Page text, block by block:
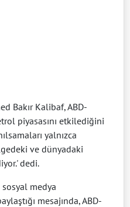
Bakır Kalibaf, ABD-
piyasasını etkilediğini
yalnızca
ve dünyadaki
dedi.
medya
mesajında, ABD-